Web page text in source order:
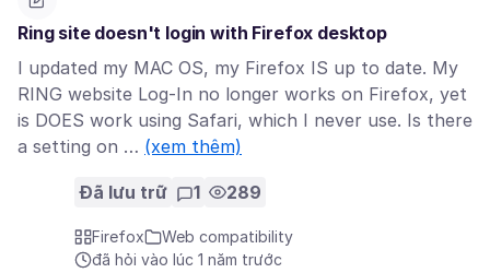
Ring site doesn't login with Firefox desktop
I updated my MAC OS, my Firefox IS up to date. My
RING website Log-In no longer works on Firefox, yet
is DOES work using Safari, which I never use. Is there
a setting on … (xem thêm)
Đã lưu trữ 1 289
Firefox
Web compatibility
đã hỏi vào lúc 1 năm trước